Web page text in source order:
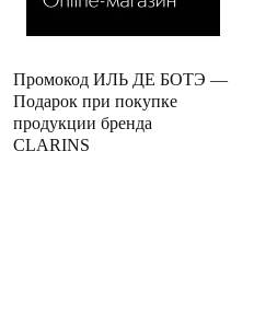
Промокод ИЛЬ ДЕ БОТЭ —
Подарок при покупке
продукции бренда
CLARINS